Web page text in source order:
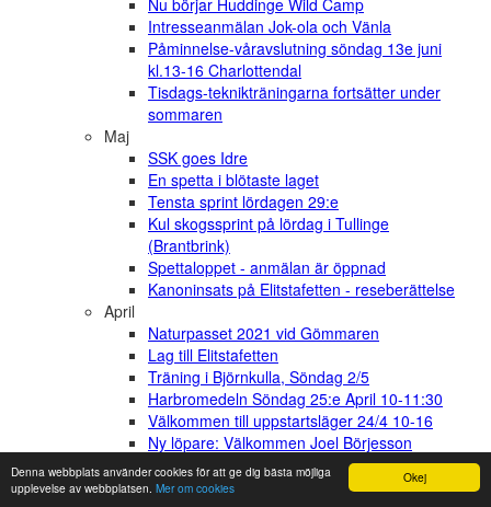
Okej
Denna webbplats använder cookies för att ge dig bästa möjliga
upplevelse av webbplatsen. Mer om cookies
Intresseanmälan Jok-ola och Vänla
Påminnelse-våravslutning söndag 13e juni
kl.13-16 Charlottendal
Tisdags-teknikträningarna fortsätter under
sommaren
Maj
SSK goes Idre
En spetta i blötaste laget
Tensta sprint lördagen 29:e
Kul skogssprint på lördag i Tullinge
(Brantbrink)
Spettaloppet - anmälan är öppnad
Kanoninsats på Elitstafetten - reseberättelse
April
Naturpasset 2021 vid Gömmaren
Lag till Elitstafetten
Träning i Björnkulla, Söndag 2/5
Harbromedeln Söndag 25:e April 10-11:30
Välkommen till uppstartsläger 24/4 10-16
Ny löpare: Välkommen Joel Börjesson
Eriksson!
Två träningar med SI i helgen